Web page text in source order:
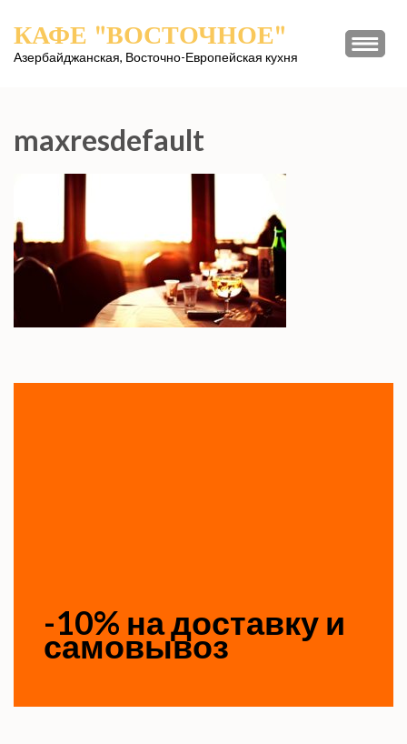
содержимому
КАФЕ "ВОСТОЧНОЕ"
Азербайджанская, Восточно-Европейская кухня
maxresdefault
-10% на доставку и
самовывоз